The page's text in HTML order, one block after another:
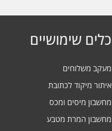
כלים שימושיים
מעקב משלוחים
איתור מיקוד לכתובת
מחשבון מיסים ומכס
מחשבון המרת מטבע